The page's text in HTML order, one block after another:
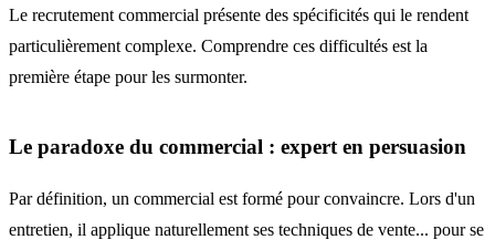
Le recrutement commercial présente des spécificités qui le rendent
particulièrement complexe. Comprendre ces difficultés est la
première étape pour les surmonter.
Le paradoxe du commercial : expert en persuasion
Par définition, un commercial est formé pour convaincre. Lors d'un
entretien, il applique naturellement ses techniques de vente... pour se